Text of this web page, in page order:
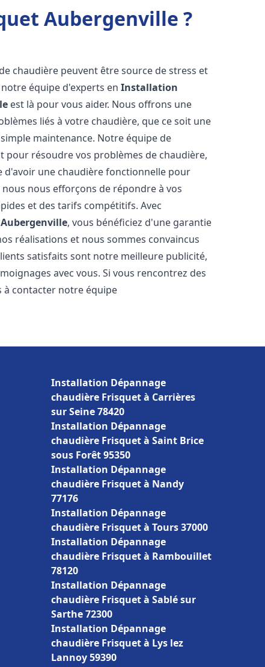
Aubergenville ?
chaudière peuvent être source de stress et
équipe d'experts enInstallation
est là pour vous aider. Nous offrons une
liés à votre chaudière, que ce soit une
maintenance. Notre équipe de
résoudre vos problèmes de chaudière,
une chaudière fonctionnelle pour
nous efforçons de répondre à vos
et des tarifs compétitifs. Avec
Aubergenville, vous bénéficiez d'une garantie
réalisations et nous sommes convaincus
satisfaits sont notre meilleure publicité,
avec vous. Si vous rencontrez des
à contacter notre équipe
Installation Dépannage
chaudière Frisquet à Carrières
sur Seine 78420
Installation Dépannage
chaudière Frisquet à Saint Brice
sous Forêt 95350
Installation Dépannage
chaudière Frisquet à Nandy
77176
Installation Dépannage
chaudière Frisquet à Tours 37000
Installation Dépannage
chaudière Frisquet à Rambouillet
78120
Installation Dépannage
chaudière Frisquet à Sablé sur
Sarthe 72300
Installation Dépannage
chaudière Frisquet à Lys lez
Lannoy 59390